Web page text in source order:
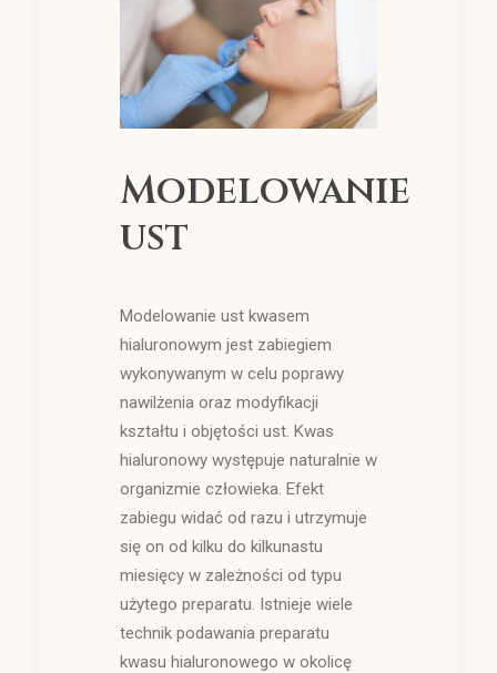
Modelowanie
ust
Modelowanie ust kwasem
hialuronowym jest zabiegiem
wykonywanym w celu poprawy
nawilżenia oraz modyfikacji
kształtu i objętości ust. Kwas
hialuronowy występuje naturalnie w
organizmie człowieka. Efekt
zabiegu widać od razu i utrzymuje
się on od kilku do kilkunastu
miesięcy w zależności od typu
użytego preparatu. Istnieje wiele
technik podawania preparatu
kwasu hialuronowego w okolicę